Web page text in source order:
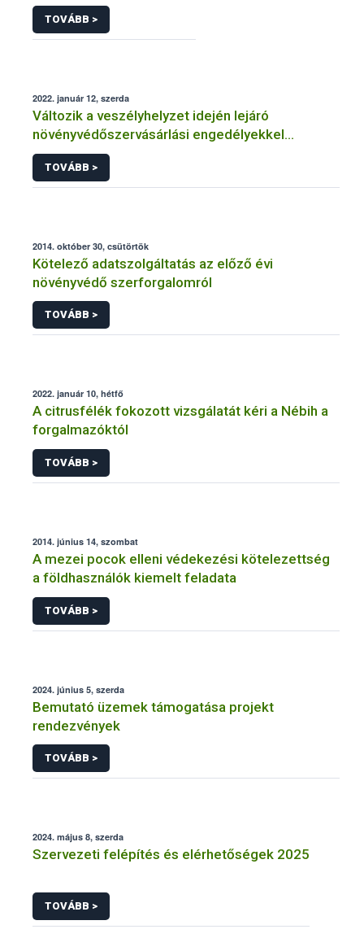
TOVÁBB >
2022. január 12, szerda
Változik a veszélyhelyzet idején lejáró
növényvédőszervásárlási engedélyekkel
kapcsolatos szabályozás
TOVÁBB >
2014. október 30, csütörtök
Kötelező adatszolgáltatás az előző évi
növényvédő szerforgalomról
TOVÁBB >
2022. január 10, hétfő
A citrusfélék fokozott vizsgálatát kéri a Nébih a
forgalmazóktól
TOVÁBB >
2014. június 14, szombat
A mezei pocok elleni védekezési kötelezettség
a földhasználók kiemelt feladata
TOVÁBB >
2024. június 5, szerda
Bemutató üzemek támogatása projekt
rendezvények
TOVÁBB >
2024. május 8, szerda
Szervezeti felépítés és elérhetőségek 2025
TOVÁBB >